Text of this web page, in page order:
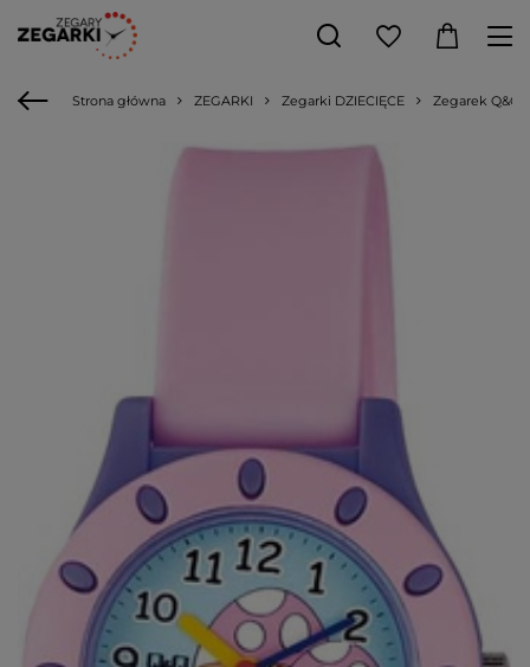
Strona główna ZEGARKI Zegarki DZIECIĘCE Zegarek Q&Q